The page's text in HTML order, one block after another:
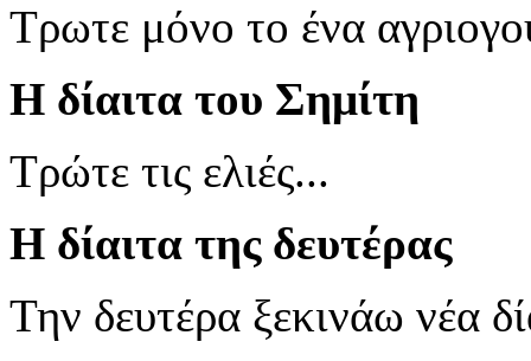
Τρωτε μόνο το ένα
Η δίαιτα του Σημίτη
Τρώτε τις ελιές...
Η δίαιτα της δευτέρας
Την δευτέρα ξεκινάω νέα